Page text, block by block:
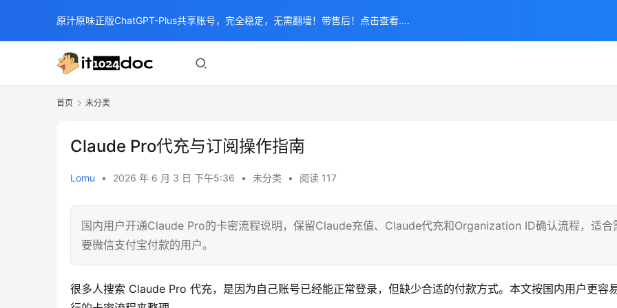
首页 未分类
Claude Pro代充与订阅操作指南
Lomu • 2026 年 6 月 3 日 下午5:36 • 未分类 • 阅读 117
国内用户开通Claude Pro的卡密流程说明，保留Claude充值、Claude代充和Organization ID确认流程，适合
要微信支付宝付款的用户。
很多人搜索 Claude Pro 代充，是因为自己账号已经能正常登录，但缺少合适的付款方式。本文按国内用户更容
原汁原味正版ChatGPT-Plus共享账号，完全稳定，无需翻墙！带售后！点击查看....